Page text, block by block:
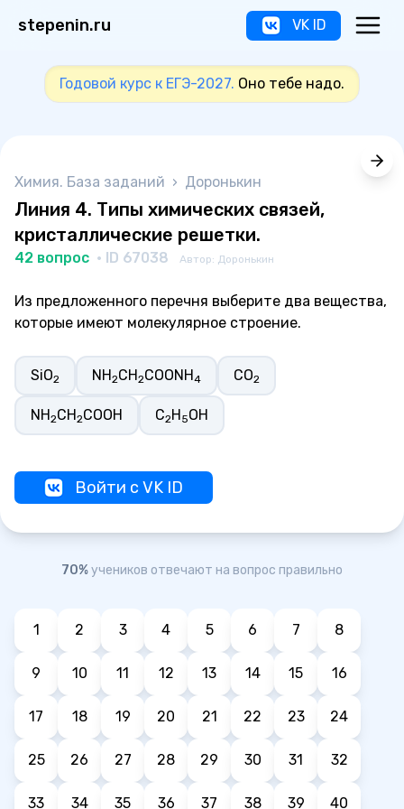
stepenin.ru VK ID
Годовой курс к ЕГЭ-2027. Оно тебе надо.
Химия. База заданий › Доронькин
Линия 4. Типы химических связей,
кристаллические решетки.
42 вопрос · ID 67038 Автор: Доронькин
Из предложенного перечня выберите два вещества,
которые имеют молекулярное строение.
SiO2 NH2CH2COONH4 СО2
NH2CH2COOH C2H5OH
Войти с VK ID
70%учеников отвечают на вопрос правильно
1 2 3 4 5 6 7 8
9 10 11 12 13 14 15 16
17 18 19 20 21 22 23 24
25 26 27 28 29 30 31 32
33 34 35 36 37 38 39 40